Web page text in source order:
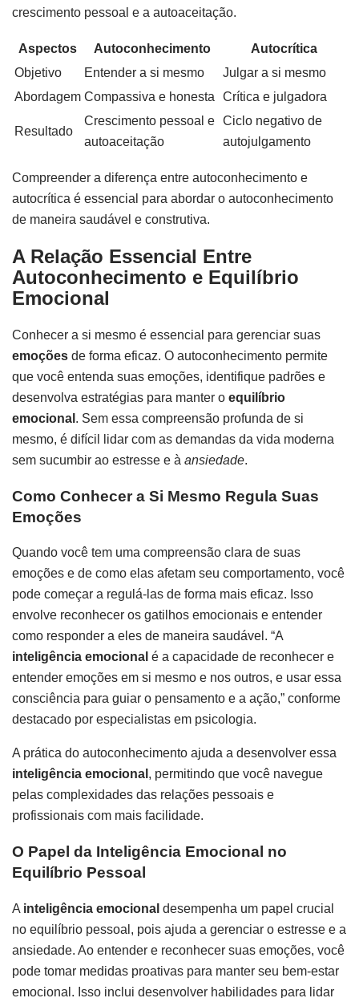
crescimento pessoal e a autoaceitação.
Aspectos Autoconhecimento
Autocrítica
Objetivo
Entender a si mesmo
Julgar a si mesmo
Abordagem Compassiva e honesta Crítica e julgadora
Resultado
Crescimento pessoal e
autoaceitação
Ciclo negativo de
autojulgamento
Compreender a diferença entre autoconhecimento e
autocrítica é essencial para abordar o autoconhecimento
de maneira saudável e construtiva.
A Relação Essencial Entre
Autoconhecimento e Equilíbrio
Emocional
Conhecer a si mesmo é essencial para gerenciar suas
emoções de forma eficaz. O autoconhecimento permite
que você entenda suas emoções, identifique padrões e
desenvolva estratégias para manter o equilíbrio
emocional . Sem essa compreensão profunda de si
mesmo, é difícil lidar com as demandas da vida moderna
sem sucumbir ao estresse e à ansiedade.
Como Conhecer a Si Mesmo Regula Suas
Emoções
Quando você tem uma compreensão clara de suas
emoções e de como elas afetam seu comportamento, você
pode começar a regulá-las de forma mais eficaz. Isso
envolve reconhecer os gatilhos emocionais e entender
como responder a eles de maneira saudável. “A
inteligência emocional é a capacidade de reconhecer e
entender emoções em si mesmo e nos outros, e usar essa
consciência para guiar o pensamento e a ação,” conforme
destacado por especialistas em psicologia.
A prática do autoconhecimento ajuda a desenvolver essa
inteligência emocional , permitindo que você navegue
pelas complexidades das relações pessoais e
profissionais com mais facilidade.
O Papel da Inteligência Emocional no
Equilíbrio Pessoal
A inteligência emocional desempenha um papel crucial
no equilíbrio pessoal, pois ajuda a gerenciar o estresse e a
ansiedade. Ao entender e reconhecer suas emoções, você
pode tomar medidas proativas para manter seu bem-estar
emocional. Isso inclui desenvolver habilidades para lidar